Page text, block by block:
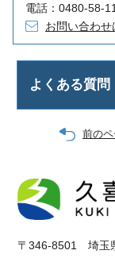
電話：0480-58-
お問い合わせ
よくある質問
前の
〒346-8501 埼玉